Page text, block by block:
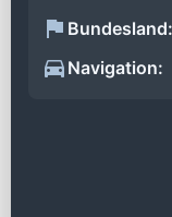
Bundesland:
Navigation: